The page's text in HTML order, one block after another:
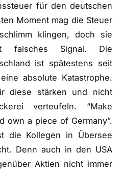
für den deutschen
Moment mag die Steuer
klingen, doch sie
falsches Signal. Die
ist spätestens seit
absolute Katastrophe.
diese stärken und nicht
verteufeln. “Make
own a piece of Germany”.
die Kollegen in Übersee
Denn auch in den USA
Aktien nicht immer